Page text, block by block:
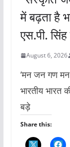
में बढ़ता है
एस.पी.
August 6, 2026
‘मन जन गण मन
भारतीय भारत
बड़े
Share this: